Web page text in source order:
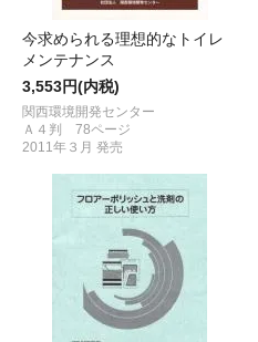
今求められる理想的なトイレ
メンテナンス
3,553円(内税)
関西環境開発センター
Ａ４判 78ページ
2011年３月 発売